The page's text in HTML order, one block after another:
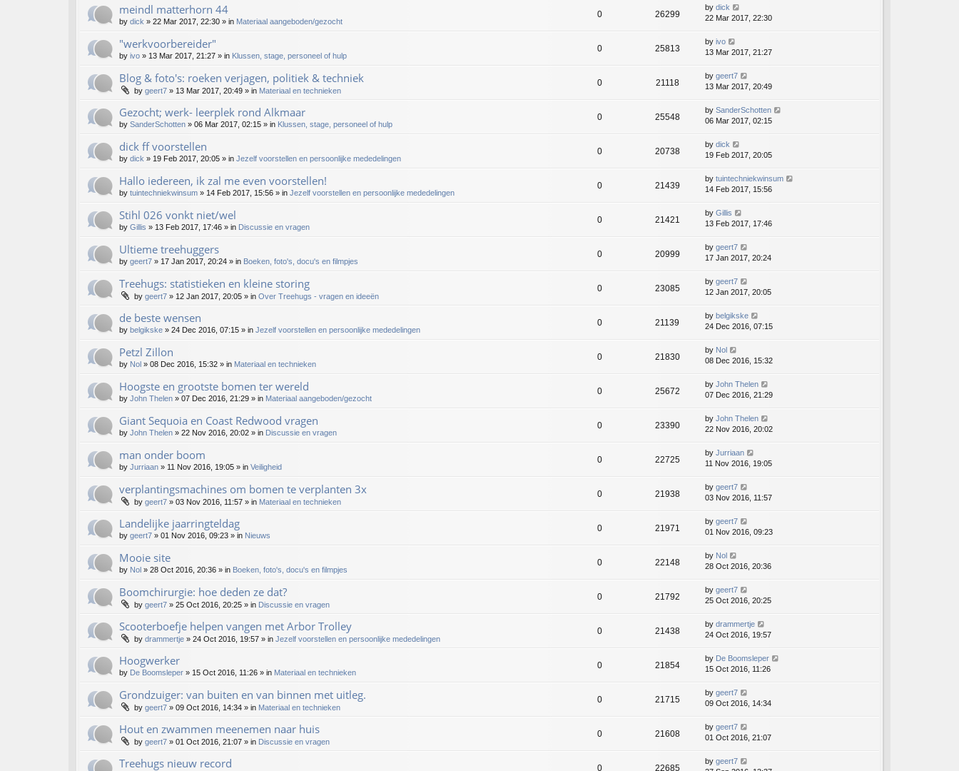
meindl matterhorn 44
by dick » 22 Mar 2017, 22:30 » in Materiaal aangeboden/gezocht
0 26299
by dick
22 Mar 2017, 22:30
"werkvoorbereider"
by ivo » 13 Mar 2017, 21:27 » in Klussen, stage, personeel of hulp
0 25813
by ivo
13 Mar 2017, 21:27
Blog & foto's: roeken verjagen, politiek & techniek
by geert7 » 13 Mar 2017, 20:49 » in Materiaal en technieken
0 21118
by geert7
13 Mar 2017, 20:49
Gezocht; werk- leerplek rond Alkmaar
by SanderSchotten » 06 Mar 2017, 02:15 » in Klussen, stage, personeel of hulp
0 25548
by SanderSchotten
06 Mar 2017, 02:15
dick ff voorstellen
by dick » 19 Feb 2017, 20:05 » in Jezelf voorstellen en persoonlijke mededelingen
0 20738
by dick
19 Feb 2017, 20:05
Hallo iedereen, ik zal me even voorstellen!
by tuintechniekwinsum » 14 Feb 2017, 15:56 » in Jezelf voorstellen en persoonlijke mededelingen
0 21439
by tuintechniekwinsum
14 Feb 2017, 15:56
Stihl 026 vonkt niet/wel
by Gillis » 13 Feb 2017, 17:46 » in Discussie en vragen
0 21421
by Gillis
13 Feb 2017, 17:46
Ultieme treehuggers
by geert7 » 17 Jan 2017, 20:24 » in Boeken, foto's, docu's en filmpjes
0 20999
by geert7
17 Jan 2017, 20:24
Treehugs: statistieken en kleine storing
by geert7 » 12 Jan 2017, 20:05 » in Over Treehugs - vragen en ideeën
0 23085
by geert7
12 Jan 2017, 20:05
de beste wensen
by belgikske » 24 Dec 2016, 07:15 » in Jezelf voorstellen en persoonlijke mededelingen
0 21139
by belgikske
24 Dec 2016, 07:15
Petzl Zillon
by Nol » 08 Dec 2016, 15:32 » in Materiaal en technieken
0 21830
by Nol
08 Dec 2016, 15:32
Hoogste en grootste bomen ter wereld
by John Thelen » 07 Dec 2016, 21:29 » in Materiaal aangeboden/gezocht
0 25672
by John Thelen
07 Dec 2016, 21:29
Giant Sequoia en Coast Redwood vragen
by John Thelen » 22 Nov 2016, 20:02 » in Discussie en vragen
0 23390
by John Thelen
22 Nov 2016, 20:02
man onder boom
by Jurriaan » 11 Nov 2016, 19:05 » in Veiligheid
0 22725
by Jurriaan
11 Nov 2016, 19:05
verplantingsmachines om bomen te verplanten 3x
by geert7 » 03 Nov 2016, 11:57 » in Materiaal en technieken
0 21938
by geert7
03 Nov 2016, 11:57
Landelijke jaarringteldag
by geert7 » 01 Nov 2016, 09:23 » in Nieuws
0 21971
by geert7
01 Nov 2016, 09:23
Mooie site
by Nol » 28 Oct 2016, 20:36 » in Boeken, foto's, docu's en filmpjes
0 22148
by Nol
28 Oct 2016, 20:36
Boomchirurgie: hoe deden ze dat?
by geert7 » 25 Oct 2016, 20:25 » in Discussie en vragen
0 21792
by geert7
25 Oct 2016, 20:25
Scooterboefje helpen vangen met Arbor Trolley
by drammertje » 24 Oct 2016, 19:57 » in Jezelf voorstellen en persoonlijke mededelingen
0 21438
by drammertje
24 Oct 2016, 19:57
Hoogwerker
by De Boomsleper » 15 Oct 2016, 11:26 » in Materiaal en technieken
0 21854
by De Boomsleper
15 Oct 2016, 11:26
Grondzuiger: van buiten en van binnen met uitleg.
by geert7 » 09 Oct 2016, 14:34 » in Materiaal en technieken
0 21715
by geert7
09 Oct 2016, 14:34
Hout en zwammen meenemen naar huis
by geert7 » 01 Oct 2016, 21:07 » in Discussie en vragen
0 21608
by geert7
01 Oct 2016, 21:07
Treehugs nieuw record 0 22685
by geert7